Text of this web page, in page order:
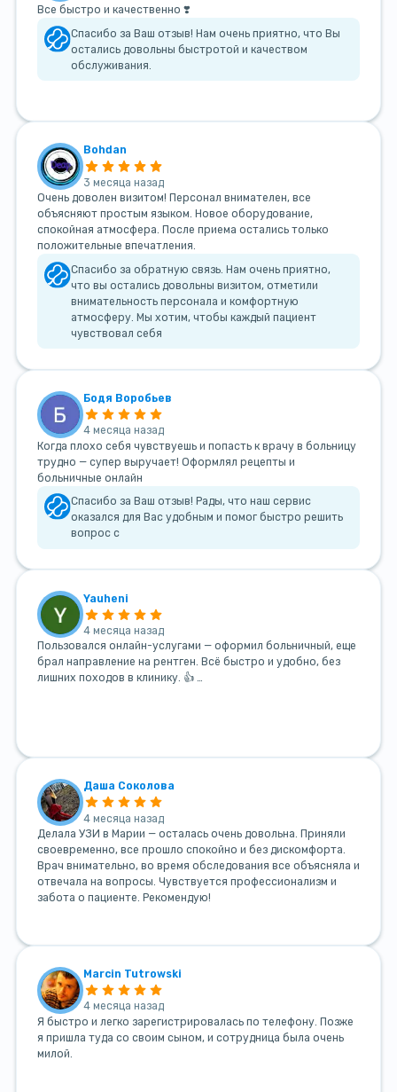
Все быстро и качественно ❣️
Спасибо за Ваш отзыв! Нам очень приятно, что Вы
остались довольны быстротой и качеством
обслуживания.
Bohdan
3 месяца назад
Очень доволен визитом! Персонал внимателен, все
объясняют простым языком. Новое оборудование,
спокойная атмосфера. После приема остались только
положительные впечатления.
Спасибо за обратную связь. Нам очень приятно,
что вы остались довольны визитом, отметили
внимательность персонала и комфортную
атмосферу. Мы хотим, чтобы каждый пациент
чувствовал себя
Бодя Воробьев
4 месяца назад
Когда плохо себя чувствуешь и попасть к врачу в больницу
трудно — супер выручает! Оформлял рецепты и
больничные онлайн
Спасибо за Ваш отзыв! Рады, что наш сервис
оказался для Вас удобным и помог быстро решить
вопрос с
Yauheni
4 месяца назад
Пользовался онлайн-услугами — оформил больничный, еще
брал направление на рентген. Всё быстро и удобно, без
лишних походов в клинику. 👍 …
Даша Соколова
4 месяца назад
Делала УЗИ в Марии — осталась очень довольна. Приняли
своевременно, все прошло спокойно и без дискомфорта.
Врач внимательно, во время обследования все объясняла и
отвечала на вопросы. Чувствуется профессионализм и
забота о пациенте. Рекомендую!
Marcin Tutrowski
4 месяца назад
Я быстро и легко зарегистрировалась по телефону. Позже
я пришла туда со своим сыном, и сотрудница была очень
милой.